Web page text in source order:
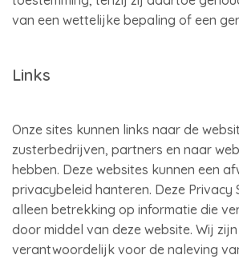
van een wettelijke bepaling of een
Links
Onze sites kunnen links naar de
zusterbedrijven, partners en naar
hebben. Deze websites kunnen een
privacybeleid hanteren. Deze Privacy
alleen betrekking op informatie die
door middel van deze website. Wij
verantwoordelijk voor de naleving